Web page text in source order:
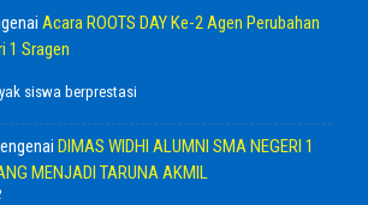
Acara ROOTS DAY Ke-2 Agen Perubahan
1 Sragen
siswa berprestasi
DIMAS WIDHI ALUMNI SMA NEGERI 1
MENJADI TARUNA AKMIL